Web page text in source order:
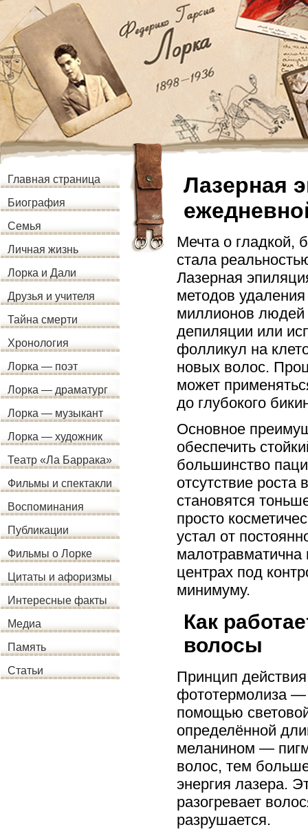
Главная страница
Биография
Семья
Личная жизнь
Лорка и Дали
Друзья и учителя
Тайна смерти
Хронология
Лорка — поэт
Лорка — драматург
Лорка — музыкант
Лорка — художник
Театр «Ла Баррака»
Фильмы и спектакли
Воспоминания
Публикации
Фильмы о Лорке
Цитаты и афоризмы
Интересные факты
Медиа
Память
Статьи
Лазерная
Мечта о гладкой,
стала
Лазерная
методов
миллионов людей
депиляции или
фолликул на
новых волос.
может
до глубокого
Основное
обеспечить
большинство
отсутствие
становятся
просто
устал от
малотравматична
центрах под
минимуму.
Как
волосы
Принцип
фототермолиза —
помощью
определённой
меланином —
волос, тем
энергия лазера.
разогревает
разрушается.